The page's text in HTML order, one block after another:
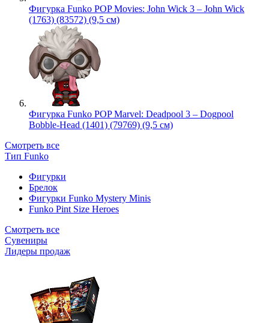
Фигурка Funko POP Movies: John Wick 3 – John Wick
(1763) (83572) (9,5 см)
Фигурка Funko POP Marvel: Deadpool 3 – Dogpool
Bobble-Head (1401) (79769) (9,5 см)
Смотреть все
Тип Funko
Фигурки
Брелок
Фигурки Funko Mystery Minis
Funko Pint Size Heroes
Смотреть все
Сувениры
Лидеры продаж